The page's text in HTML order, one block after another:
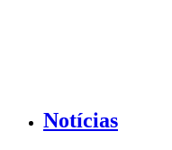
Notícias